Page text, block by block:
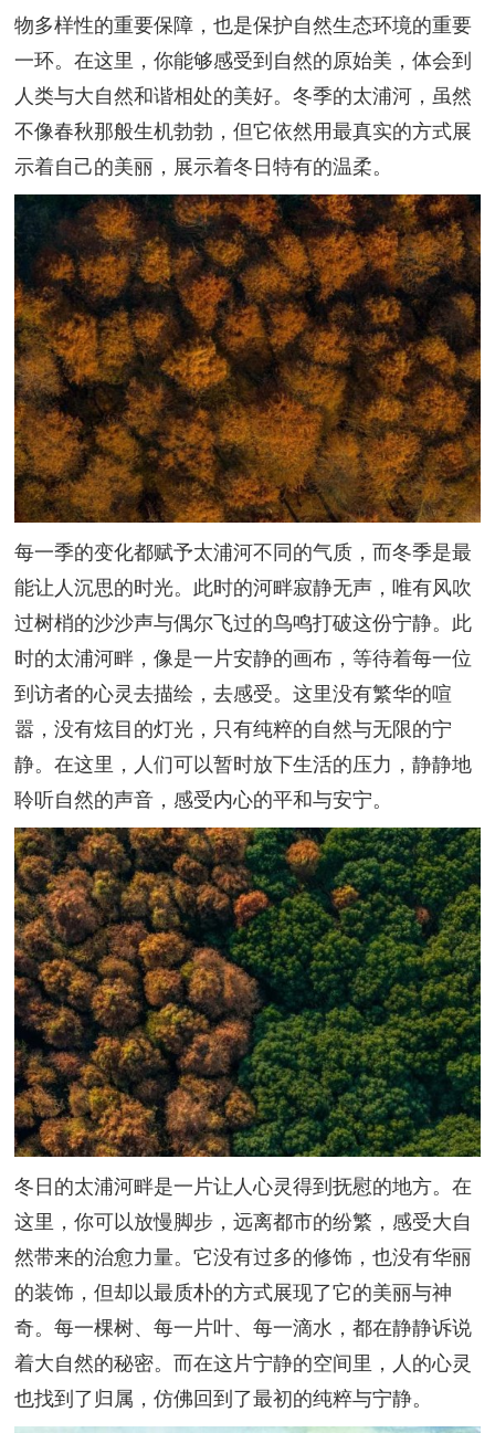
物多样性的重要保障，也是保护自然生态环境的重要
一环。在这里，你能够感受到自然的原始美，体会到
人类与大自然和谐相处的美好。冬季的太浦河，虽然
不像春秋那般生机勃勃，但它依然用最真实的方式展
示着自己的美丽，展示着冬日特有的温柔。
每一季的变化都赋予太浦河不同的气质，而冬季是最
能让人沉思的时光。此时的河畔寂静无声，唯有风吹
过树梢的沙沙声与偶尔飞过的鸟鸣打破这份宁静。此
时的太浦河畔，像是一片安静的画布，等待着每一位
到访者的心灵去描绘，去感受。这里没有繁华的喧
嚣，没有炫目的灯光，只有纯粹的自然与无限的宁
静。在这里，人们可以暂时放下生活的压力，静静地
聆听自然的声音，感受内心的平和与安宁。
冬日的太浦河畔是一片让人心灵得到抚慰的地方。在
这里，你可以放慢脚步，远离都市的纷繁，感受大自
然带来的治愈力量。它没有过多的修饰，也没有华丽
的装饰，但却以最质朴的方式展现了它的美丽与神
奇。每一棵树、每一片叶、每一滴水，都在静静诉说
着大自然的秘密。而在这片宁静的空间里，人的心灵
也找到了归属，仿佛回到了最初的纯粹与宁静。